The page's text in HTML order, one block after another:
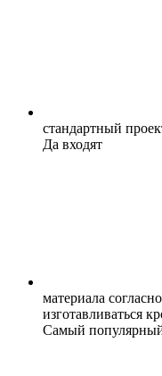
стандартный
Да входят
материала
изготавливаться
Самый популярный